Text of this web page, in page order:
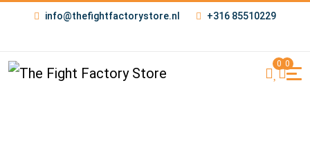
info@thefightfactorystore.nl +316 85510229
0 0